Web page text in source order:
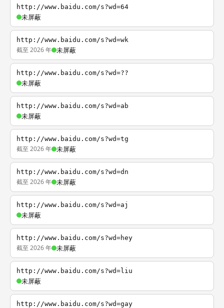
http://www.baidu.com/s?wd=64
未屏蔽
http://www.baidu.com/s?wd=wk
截至 2026 年 未屏蔽
http://www.baidu.com/s?wd=??
未屏蔽
http://www.baidu.com/s?wd=ab
未屏蔽
http://www.baidu.com/s?wd=tg
截至 2026 年 未屏蔽
http://www.baidu.com/s?wd=dn
截至 2026 年 未屏蔽
http://www.baidu.com/s?wd=aj
未屏蔽
http://www.baidu.com/s?wd=hey
截至 2026 年 未屏蔽
http://www.baidu.com/s?wd=liu
未屏蔽
http://www.baidu.com/s?wd=gay